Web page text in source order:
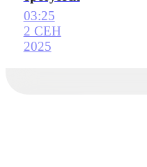
03:25
2 СЕН
2025